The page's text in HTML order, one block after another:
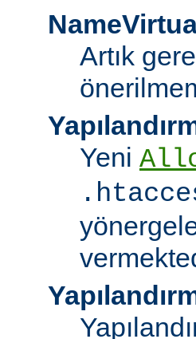
Artık
Yeni